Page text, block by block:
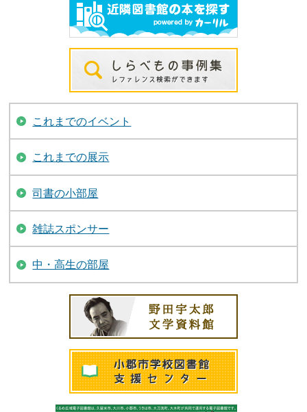
これまでのイベント
これまでの展示
司書の小部屋
雑誌スポンサー
中・高生の部屋